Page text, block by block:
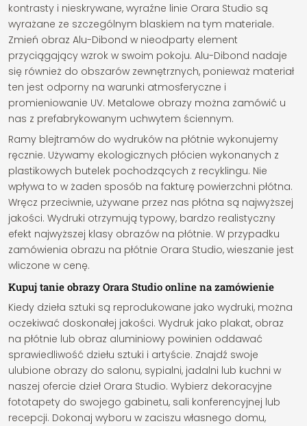
kontrasty i nieskrywane, wyraźne linie Orara Studio są
wyrażane ze szczególnym blaskiem na tym materiale.
Zmień obraz Alu-Dibond w nieodparty element
przyciągający wzrok w swoim pokoju. Alu-Dibond nadaje
się również do obszarów zewnętrznych, ponieważ materiał
ten jest odporny na warunki atmosferyczne i
promieniowanie UV. Metalowe obrazy można zamówić u
nas z prefabrykowanym uchwytem ściennym.
Ramy blejtramów do wydruków na płótnie wykonujemy
ręcznie. Używamy ekologicznych płócien wykonanych z
plastikowych butelek pochodzących z recyklingu. Nie
wpływa to w żaden sposób na fakturę powierzchni płótna.
Wręcz przeciwnie, używane przez nas płótna są najwyższej
jakości. Wydruki otrzymują typowy, bardzo realistyczny
efekt najwyższej klasy obrazów na płótnie. W przypadku
zamówienia obrazu na płótnie Orara Studio, wieszanie jest
wliczone w cenę.
Kupuj tanie obrazy Orara Studio online na zamówienie
Kiedy dzieła sztuki są reprodukowane jako wydruki, można
oczekiwać doskonałej jakości. Wydruk jako plakat, obraz
na płótnie lub obraz aluminiowy powinien oddawać
sprawiedliwość dziełu sztuki i artyście. Znajdź swoje
ulubione obrazy do salonu, sypialni, jadalni lub kuchni w
naszej ofercie dzieł Orara Studio. Wybierz dekoracyjne
fototapety do swojego gabinetu, sali konferencyjnej lub
recepcji. Dokonaj wyboru w zaciszu własnego domu,